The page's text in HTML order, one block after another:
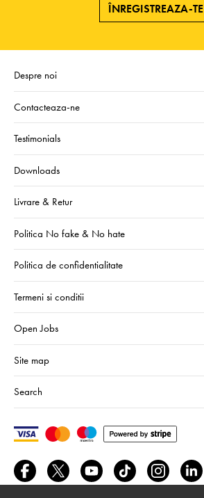
ÎNREGISTREAZA-TE
Despre noi
Contacteaza-ne
Testimonials
Downloads
Livrare & Retur
Politica No fake & No hate
Politica de confidentialitate
Termeni si conditii
Open Jobs
Site map
Search